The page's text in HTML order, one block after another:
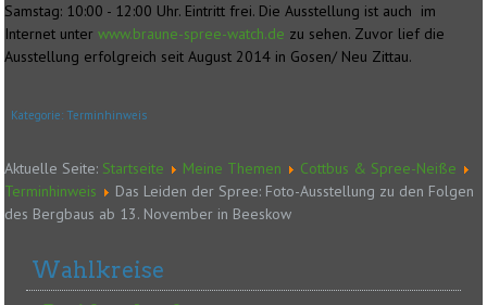
Samstag: 10:00 - 12:00 Uhr. Eintritt frei. Die Ausstellung ist auch im
Internet unterwww.braune-spree-watch.de zu sehen. Zuvor lief die
Ausstellung erfolgreich seit August 2014 in Gosen/ Neu Zittau.
Kategorie:Terminhinweis
Aktuelle Seite: Startseite Meine Themen
Cottbus & Spree-Neiße
Terminhinweis
Das Leiden der Spree: Foto-Ausstellung zu den Folgen
des Bergbaus ab 13. November in Beeskow
Wahlkreise